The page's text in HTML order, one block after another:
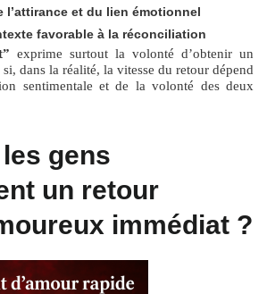
l’attirance et du lien émotionnel
favorable à la réconciliation
exprime surtout la volonté d’obtenir un
dans la réalité, la vitesse du retour dépend
sentimentale et de la volonté des deux
gens
un retour
immédiat ?